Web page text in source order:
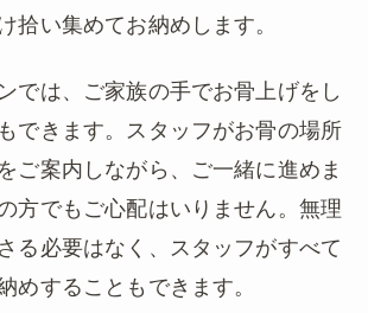
拾い集めてお納めします。
では、ご家族の手でお骨上げをし
できます。スタッフがお骨の場所
ご案内しながら、ご一緒に進めま
方でもご心配はいりません。無理
る必要はなく、スタッフがすべて
めすることもできます。